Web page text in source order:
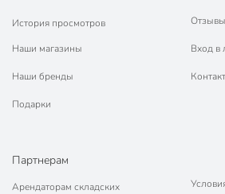
История просмотров
Наши магазины
Наши бренды
Подарки
Вход в
Партнерам
Арендаторам складских